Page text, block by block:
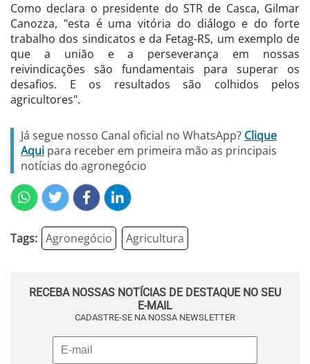
Como declara o presidente do STR de Casca, Gilmar
Canozza, "esta é uma vitória do diálogo e do forte
trabalho dos sindicatos e da Fetag-RS, um exemplo de
que a união e a perseverança em nossas
reivindicações são fundamentais para superar os
desafios. E os resultados são colhidos pelos
agricultores".
Já segue nosso Canal oficial no WhatsApp? Clique
Aqui para receber em primeira mão as principais
notícias do agronegócio
Tags: Agronegócio Agricultura
RECEBA NOSSAS NOTÍCIAS DE DESTAQUE NO SEU
E-MAIL
CADASTRE-SE NA NOSSA NEWSLETTER